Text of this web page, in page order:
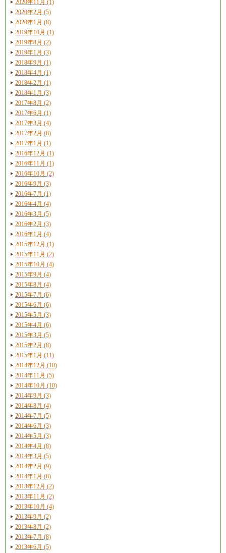
2020年11月 (1)
2020年2月 (5)
2020年1月 (8)
2019年10月 (1)
2019年8月 (2)
2019年1月 (3)
2018年9月 (1)
2018年4月 (1)
2018年2月 (1)
2018年1月 (3)
2017年8月 (2)
2017年6月 (1)
2017年3月 (4)
2017年2月 (8)
2017年1月 (1)
2016年12月 (1)
2016年11月 (1)
2016年10月 (2)
2016年9月 (3)
2016年7月 (1)
2016年4月 (4)
2016年3月 (5)
2016年2月 (3)
2016年1月 (4)
2015年12月 (1)
2015年11月 (2)
2015年10月 (4)
2015年9月 (4)
2015年8月 (4)
2015年7月 (6)
2015年6月 (6)
2015年5月 (3)
2015年4月 (6)
2015年3月 (5)
2015年2月 (8)
2015年1月 (11)
2014年12月 (10)
2014年11月 (5)
2014年10月 (10)
2014年9月 (3)
2014年8月 (4)
2014年7月 (5)
2014年6月 (3)
2014年5月 (3)
2014年4月 (8)
2014年3月 (5)
2014年2月 (9)
2014年1月 (8)
2013年12月 (2)
2013年11月 (2)
2013年10月 (4)
2013年9月 (2)
2013年8月 (2)
2013年7月 (8)
2013年6月 (5)